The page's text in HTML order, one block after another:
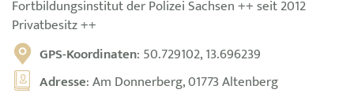
Fortbildungsinstitut der Polizei Sachsen ++ seit 2012
Privatbesitz ++
GPS-Koordinaten: 50.729102, 13.696239
Adresse: Am Donnerberg, 01773 Altenberg